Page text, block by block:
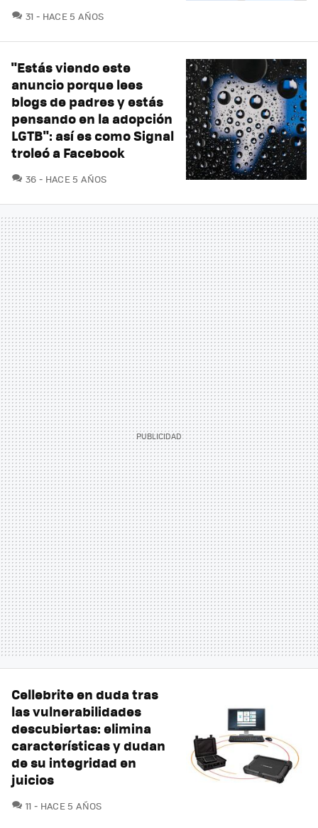
31 COMENTARIOS
HACE 5 AÑOS
"Estás viendo este
anuncio porque lees
blogs de padres y estás
pensando en la adopción
LGTB": así es como Signal
troleó a Facebook
36 COMENTARIOS
HACE 5 AÑOS
Cellebrite en duda tras
las vulnerabilidades
descubiertas: elimina
características y dudan
de su integridad en
juicios
11 COMENTARIOS
HACE 5 AÑOS